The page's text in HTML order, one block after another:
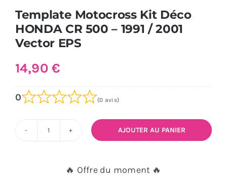
Template Motocross Kit Déco
HONDA CR 500 – 1991 / 2001
Vector EPS
14,90€
0 (0 avis)
Template
AJOUTER AU PANIER
🔥 Offre du moment 🔥